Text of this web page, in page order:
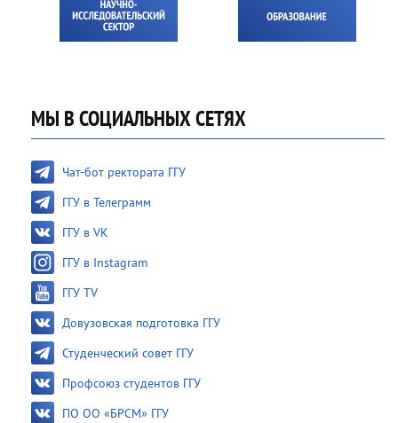
МЫ В СОЦИАЛЬНЫХ СЕТЯХ
Чат-бот ректората ГГУ
ГГУ в Телеграмм
ГГУ в VK
ГГУ в Instagram
ГГУ TV
Довузовская подготовка ГГУ
Студенческий совет ГГУ
Профсоюз студентов ГГУ
ПО ОО «БРСМ» ГГУ